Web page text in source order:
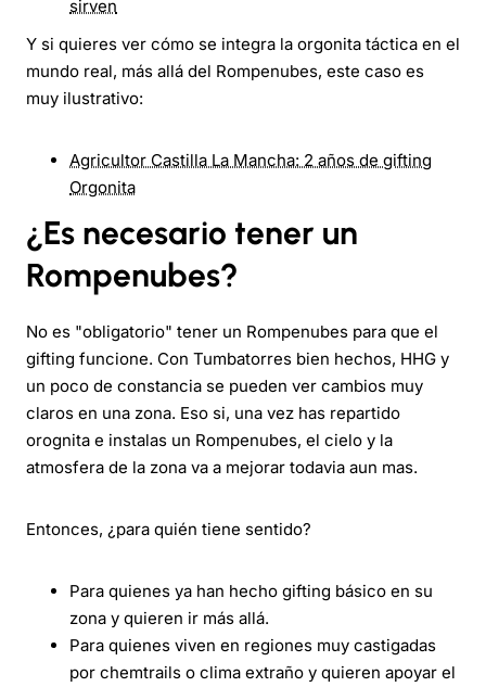
sirven
Y si quieres ver cómo se integra la orgonita táctica en el
mundo real, más allá del Rompenubes, este caso es
muy ilustrativo:
Agricultor Castilla La Mancha: 2 años de gifting
Orgonita
¿Es necesario tener un
Rompenubes?
No es "obligatorio" tener un Rompenubes para que el
gifting funcione. Con Tumbatorres bien hechos, HHG y
un poco de constancia se pueden ver cambios muy
claros en una zona. Eso si, una vez has repartido
orognita e instalas un Rompenubes, el cielo y la
atmosfera de la zona va a mejorar todavia aun mas.
Entonces, ¿para quién tiene sentido?
Para quienes ya han hecho gifting básico en su
zona y quieren ir más allá.
Para quienes viven en regiones muy castigadas
por chemtrails o clima extraño y quieren apoyar el